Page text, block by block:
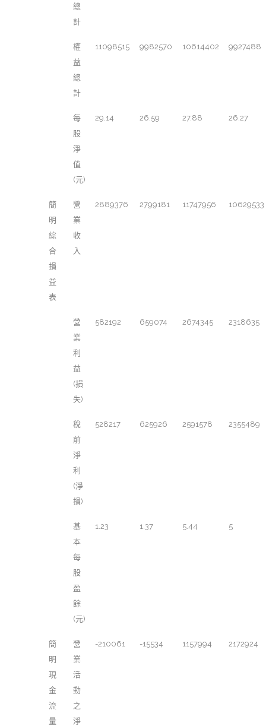
總
計
權
益
總
計
11098515 9982570 10614402 9927488
每
股
淨
值
(元)
29.14 26.59 27.88 26.27
簡
明
綜
合
損
益
表
營
業
收
入
2889376 2799181 11747956 10629533
營
業
利
益
(損
失)
582192 659074 2674345 2318635
稅
前
淨
利
(淨
損)
528217 625926 2591578 2355489
基
本
每
股
盈
餘
(元)
1.23 1.37 5.44 5
簡
明
現
金
流
量
營
業
活
動
之
淨
-210061 -15534 1157994 2172924